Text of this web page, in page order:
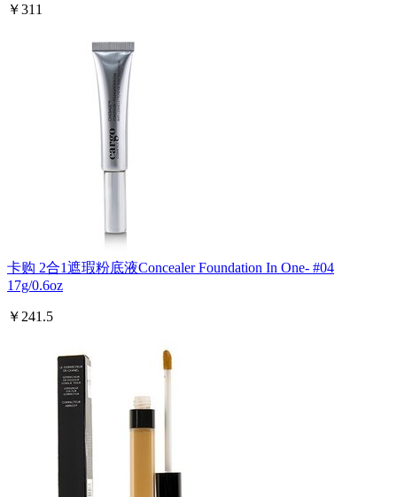
￥311
卡购 2合1遮瑕粉底液Concealer Foundation In One- #04
17g/0.6oz
￥241.5